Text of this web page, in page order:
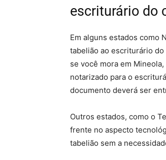
escriturário do
Em alguns estados como
tabelião ao escriturário
se você mora em
notarizado para o
documento deverá ser
Outros estados, como o
frente no aspecto
tabelião sem a